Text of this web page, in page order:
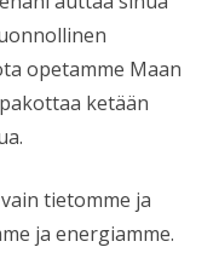
opetamme Maan
ketään
tietomme ja
ja energiamme.